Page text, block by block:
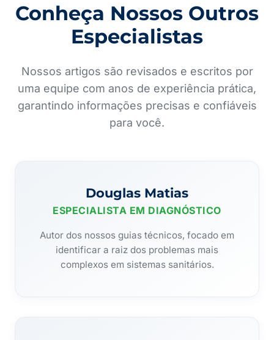
Conheça Nossos Outros
Especialistas
Nossos artigos são revisados e escritos por
uma equipe com anos de experiência prática,
garantindo informações precisas e confiáveis
para você.
Douglas Matias
ESPECIALISTA EM DIAGNÓSTICO
Autor dos nossos guias técnicos, focado em
identificar a raiz dos problemas mais
complexos em sistemas sanitários.